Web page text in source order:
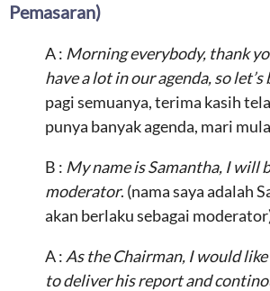
Pemasaran)
A : Morning everybody, thank
have a lot in our agenda, so let’s
pagi semuanya, terima kasih
punya banyak agenda, mari
B : My name is Samantha, I will
moderator. (nama saya adalah
akan berlaku sebagai
A : As the Chairman, I would
to deliver his report and